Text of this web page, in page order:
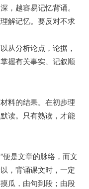
，越容易记忆背诵。
解记忆。要反对不求
从分析论点，论据，
握有关事实、记叙顺
料的结果。在初步理
读。只有熟读，才能
便是文章的脉络，而文
，背诵课文时，一定
瓜，由句到段；由段